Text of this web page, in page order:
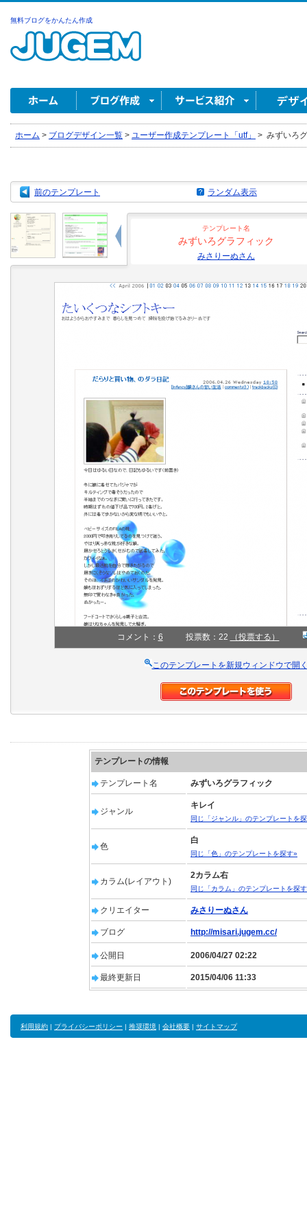
無料ブログをかんたん作成
ホーム > ブログデザイン一覧 > ユーザー作成テンプレート「utf」 > みずいろ
前のテンプレート ランダム表示
テンプレート名
みずいろグラフィック
みさりーぬさん
コメント： 6 投票数：22 （投票する）
このテンプレートを新規ウィンドウで開
テンプレートの情報
テンプレート名 みずいろグラフィック
ジャンル
キレイ
同じ「ジャンル」のテンプレートを
色
白
同じ「色」のテンプレートを探す»
カラム(レイアウト)
2カラム右
同じ「カラム」のテンプレートを探
クリエイター みさりーぬさん
ブログ http://misari.jugem.cc/
公開日 2006/04/27 02:22
最終更新日 2015/04/06 11:33
利用規約 | プライバシーポリシー | 推奨環境 | 会社概要 | サイトマップ